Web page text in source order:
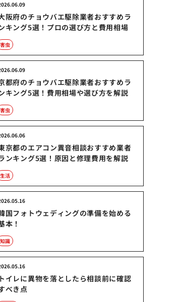
阪府のチョウバエ駆除業者おすすめラ
キング5選！プロの選び方と費用相場
害虫
都府のチョウバエ駆除業者おすすめラ
キング5選！費用相場や選び方を解説
害虫
京都のエアコン異音相談おすすめ業者
ンキング5選！原因と修理費用を解説
生活
国フォトウェディングの準備を始める
本！
知識
トイレに異物を落としたら相談前に確認
べき点